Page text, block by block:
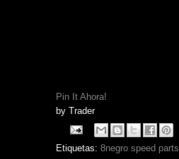
Pin It Ahora!
by Trader
Etiquetas: 8negro speed parts